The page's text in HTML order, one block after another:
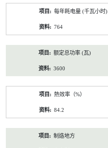
每年耗电量 (千瓦小时)
764
额定总功率 (瓦)
3600
熱效率（%）
84.2
制造地方